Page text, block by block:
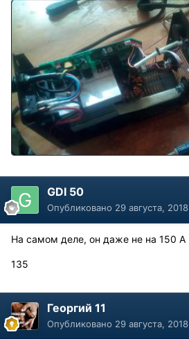
GDI 50
Опубликовано 29 августа, 2018
На самом деле, он даже не на 150 А
135
Георгий 11
Опубликовано 29 августа, 2018